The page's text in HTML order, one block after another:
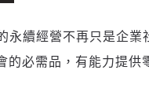
永續經營不再只是企
的必需品，有能力提
度對談的交流原則：
段落闡述想法：表達觀點清